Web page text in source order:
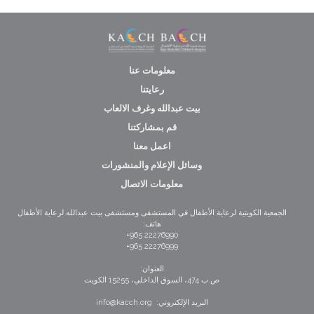
معلومات عنا
رعايتنا
بيت عبدالله وغرف الالعاب
قم بمشاركتنا
اعمل معنا
وسائل الإعلام والمنشورات
معلومات الاتصال
الجمعية الكويتية لرعاية الأطفال في المستشفى ومستشفى بيت عبدالله لرعاية الأطفال
هاتف:
22276990 965+
22276999 965+
العنوان:
ص.ب 474، السوق الداخلي، 15255 الكويت
البريد الإلكتروني: info@kacch.org